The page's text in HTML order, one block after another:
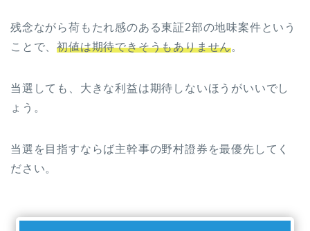
残念ながら荷もたれ感のある東証2部の地味案件という
ことで、初値は期待できそうもありません。
当選しても、大きな利益は期待しないほうがいいでし
ょう。
当選を目指すならば主幹事の野村證券を最優先してく
ださい。